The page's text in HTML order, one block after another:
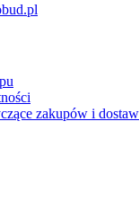
zakupów i dostaw